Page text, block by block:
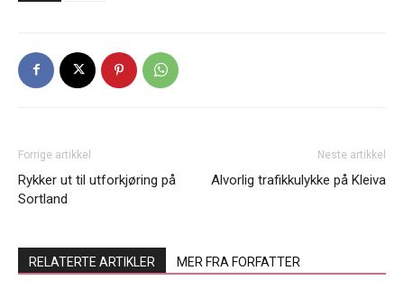
Forrige artikkel
Rykker ut til utforkjøring på
Sortland
Neste artikkel
Alvorlig trafikkulykke på Kleiva
RELATERTE ARTIKLER MER FRA FORFATTER